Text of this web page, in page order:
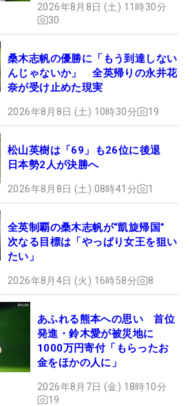
ュー
2026年8月8日 (土) 11時30分
30
桑木志帆の優勝に「もう到達しない
んじゃないか」 全英帰りの永井花
奈が受け止めた現実
2026年8月8日 (土) 10時30分 19
松山英樹は「69」も26位に後退
日本勢2人が決勝へ
2026年8月8日 (土) 08時41分 1
全英制覇の桑木志帆が“凱旋帰国”
次なる目標は「やっぱり女王を狙い
たい」
2026年8月4日 (火) 16時58分 8
あふれる熊本への思い 首位
発進・鈴木愛が被災地に
1000万円寄付「もらったお
金をほかの人に」
2026年8月7日 (金) 18時10分
19